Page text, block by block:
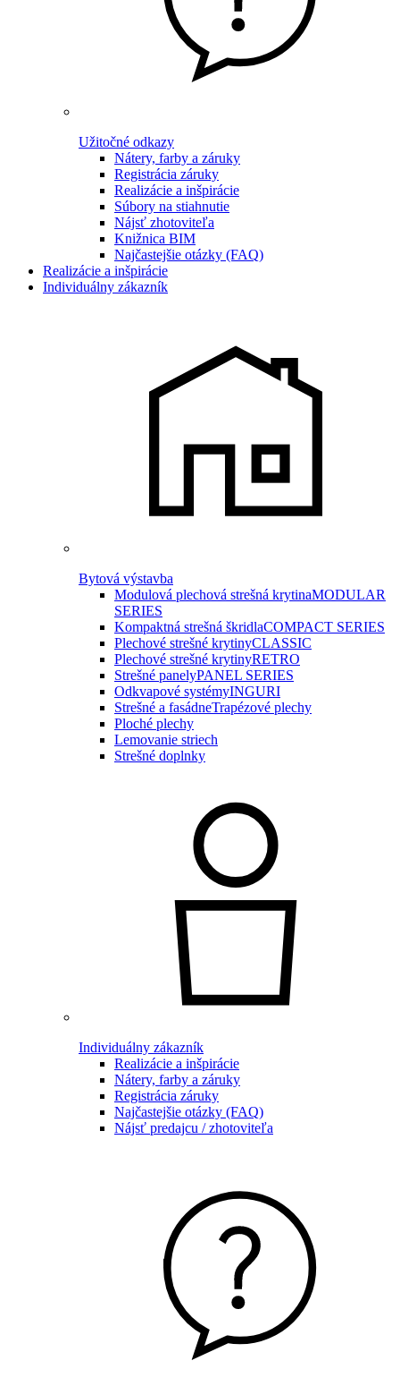
Užitočné odkazy
Nátery, farby a záruky
Registrácia záruky
Realizácie a inšpirácie
Súbory na stiahnutie
Nájsť zhotoviteľa
Knižnica BIM
Najčastejšie otázky (FAQ)
Realizácie a inšpirácie
Individuálny zákazník
Bytová výstavba
Modulová plechová strešná krytinaMODULAR
SERIES
Kompaktná strešná škridlaCOMPACT SERIES
Plechové strešné krytinyCLASSIC
Plechové strešné krytinyRETRO
Strešné panelyPANEL SERIES
Odkvapové systémyINGURI
Strešné a fasádneTrapézové plechy
Ploché plechy
Lemovanie striech
Strešné doplnky
Individuálny zákazník
Realizácie a inšpirácie
Nátery, farby a záruky
Registrácia záruky
Najčastejšie otázky (FAQ)
Nájsť predajcu / zhotoviteľa